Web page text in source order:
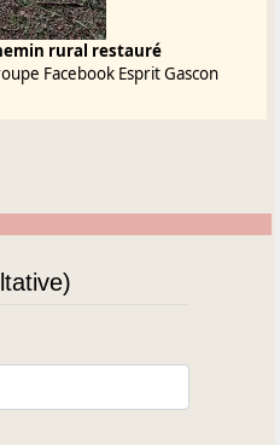
rural restauré
Facebook Esprit Gascon